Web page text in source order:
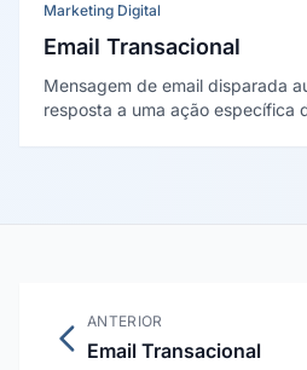
Marketing Digital
Email Transacional
Mensagem de email disparada
resposta a uma ação específica
ANTERIOR
Email Transacional